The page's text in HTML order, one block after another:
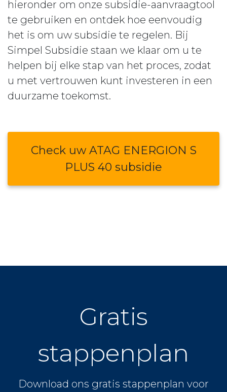
hieronder om onze subsidie-aanvraagtool
te gebruiken en ontdek hoe eenvoudig
het is om uw subsidie te regelen. Bij
Simpel Subsidie staan we klaar om u te
helpen bij elke stap van het proces, zodat
u met vertrouwen kunt investeren in een
duurzame toekomst.
Check uw ATAG ENERGION S
PLUS 40 subsidie
Gratis
stappenplan
Download ons gratis stappenplan voor